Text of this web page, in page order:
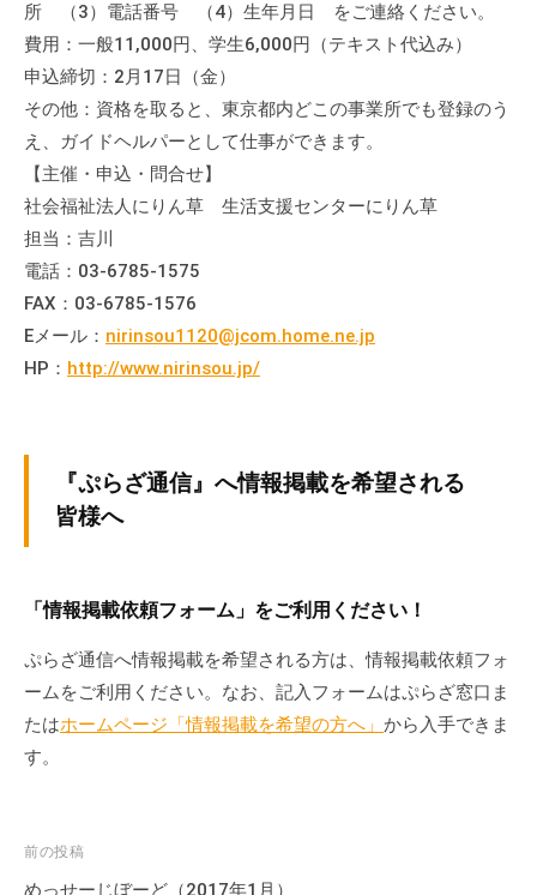
所 （3）電話番号 （4）生年月日 をご連絡ください。
費用：一般11,000円、学生6,000円（テキスト代込み）
申込締切：2月17日（金）
その他：資格を取ると、東京都内どこの事業所でも登録のう
え、ガイドヘルパーとして仕事ができます。
【主催・申込・問合せ】
社会福祉法人にりん草 生活支援センターにりん草
担当：吉川
電話：03-6785-1575
FAX：03-6785-1576
Eメール： nirinsou1120@jcom.home.ne.jp
HP： http://www.nirinsou.jp/
『ぷらざ通信』へ情報掲載を希望される
皆様へ
「情報掲載依頼フォーム」をご利用ください！
ぷらざ通信へ情報掲載を希望される方は、情報掲載依頼フォ
ームをご利用ください。なお、記入フォームはぷらざ窓口ま
たはホームページ「情報掲載を希望の方へ」 から入手できま
す。
投
稿
前の投稿
めっせーじぼーど（2017年1月）